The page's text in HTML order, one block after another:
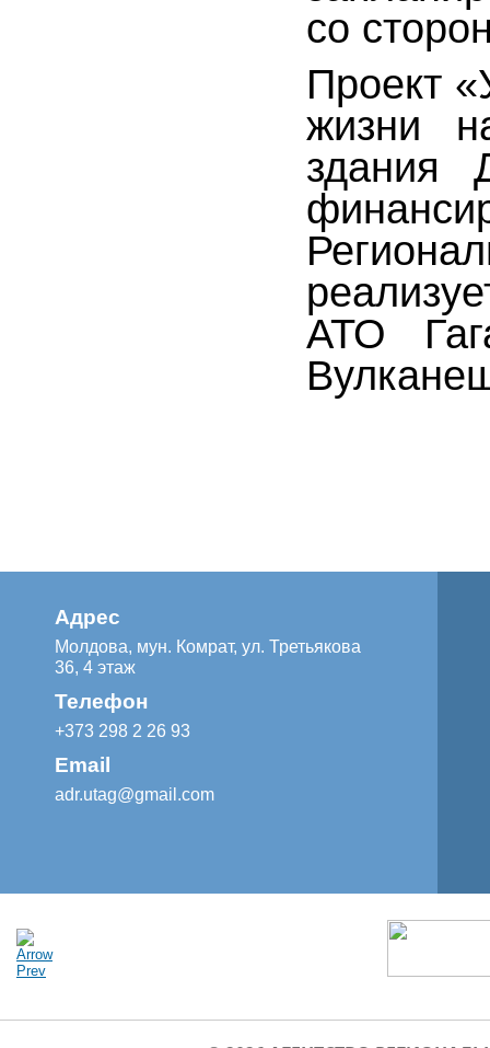
со
Проект
жизни
здания
АТО
Адрес
Молдова, мун. Комрат, ул. Третьякова
36, 4 этаж
Телефон
+373 298 2 26 93
Email
adr.utag@gmail.com